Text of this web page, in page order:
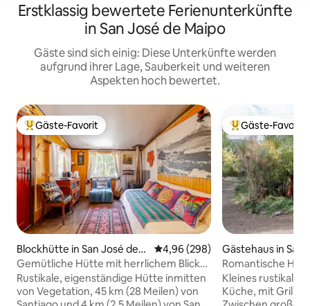
Erstklassig bewertete Ferienunterkünfte
in San José de Maipo
Gäste sind sich einig: Diese Unterkünfte werden
aufgrund ihrer Lage, Sauberkeit und weiteren
Aspekten hoch bewertet.
Beliebter Gäste-Favorit.
Gäste-Favorit
Blockhütte in San José de
Maipo
Durchschnittliche Bewertung:
4,96 (298)
Gemütliche Hütte mit herrlichem Blick
auf die Bergkette
Rustikale, eigenständige Hütte inmitten
von Vegetation, 45 km (28 Meilen) von
Beliebter Gäste-
Gäste-Favorit
Gästehaus in San
aipo
Romantische
Kleines rustikales
Küche, mit Grill